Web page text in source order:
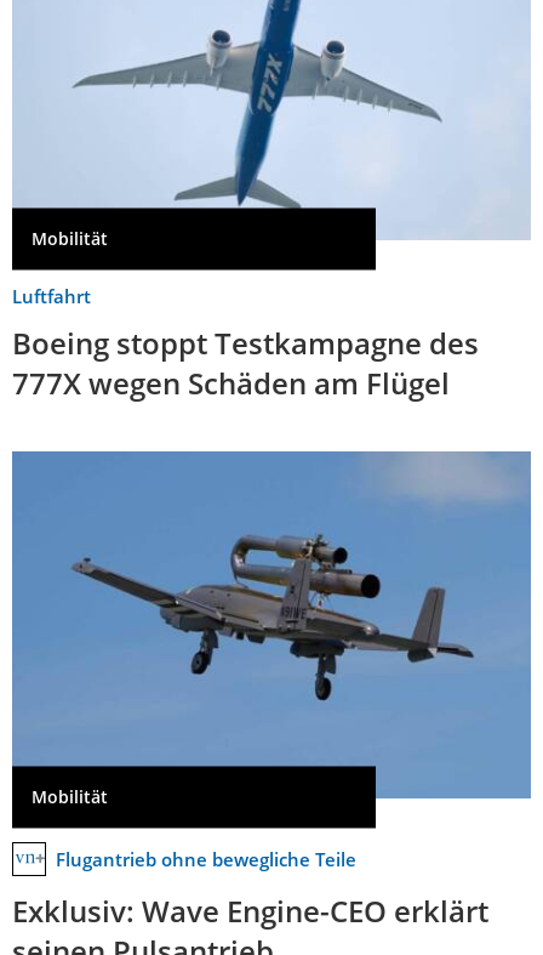
Mobilität
Luftfahrt
Boeing stoppt Testkampagne des
777X wegen Schäden am Flügel
Mobilität
Flugantrieb ohne bewegliche Teile
Exklusiv: Wave Engine-CEO erklärt